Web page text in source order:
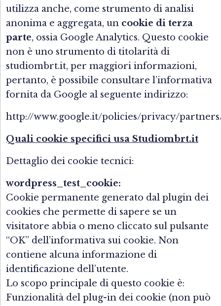
utilizza anche, come strumento di analisi
anonima e aggregata, un cookie di terza
parte, ossia Google Analytics. Questo cookie
non è uno strumento di titolarità di
studiombrt.it, per maggiori informazioni,
pertanto, è possibile consultare l’informativa
fornita da Google al seguente indirizzo:
http://www.google.it/policies/privacy/
Quali cookie specifici usa Studiombrt.it
Dettaglio dei cookie tecnici:
wordpress_test_cookie:
Cookie permanente generato dal plugin dei
cookies che permette di sapere se un
visitatore abbia o meno cliccato sul pulsante
“OK” dell’informativa sui cookie. Non
contiene alcuna informazione di
identificazione dell’utente.
Lo scopo principale di questo cookie è:
Funzionalità del plug-in dei cookie (non può